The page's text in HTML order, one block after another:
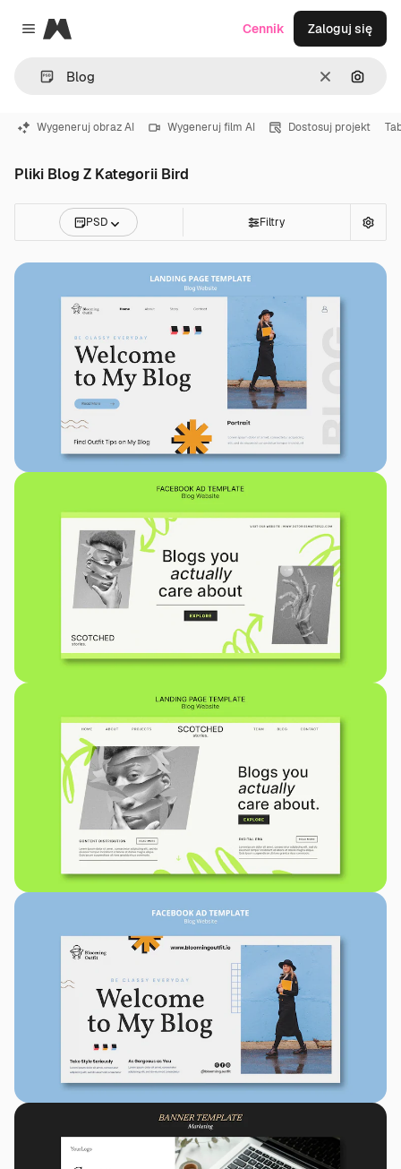
Close menu
Magnific
WyczyśćSzukaj
Cennik Zaloguj się
Wygeneruj obraz AI Wygeneruj film AI Dostosuj projekt
Pliki Blog Z Kategorii Bird
PSD Filtry